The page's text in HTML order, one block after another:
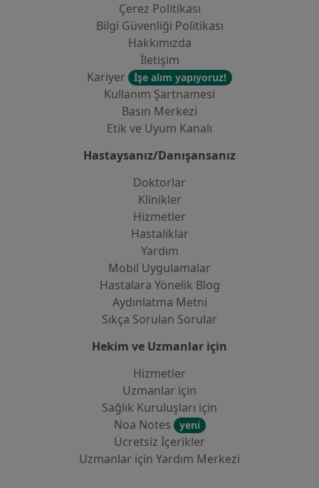
Çerez Politikası
Bilgi Güvenliği Politikası
Hakkımızda
İletişim
Kariyer
İşe alım yapıyoruz!
Kullanım Şartnamesi
Basın Merkezi
Etik ve Uyum Kanalı
Hastaysanız/Danışansanız
Doktorlar
Klinikler
Hizmetler
Hastaliklar
Yardım
Mobil Uygulamalar
Hastalara Yönelik Blog
Aydınlatma Metni
Sıkça Sorulan Sorular
Hekim ve Uzmanlar için
Hizmetler
Uzmanlar için
Sağlık Kuruluşları için
Noa Notes
yeni
Ücretsiz İçerikler
Uzmanlar için Yardım Merkezi